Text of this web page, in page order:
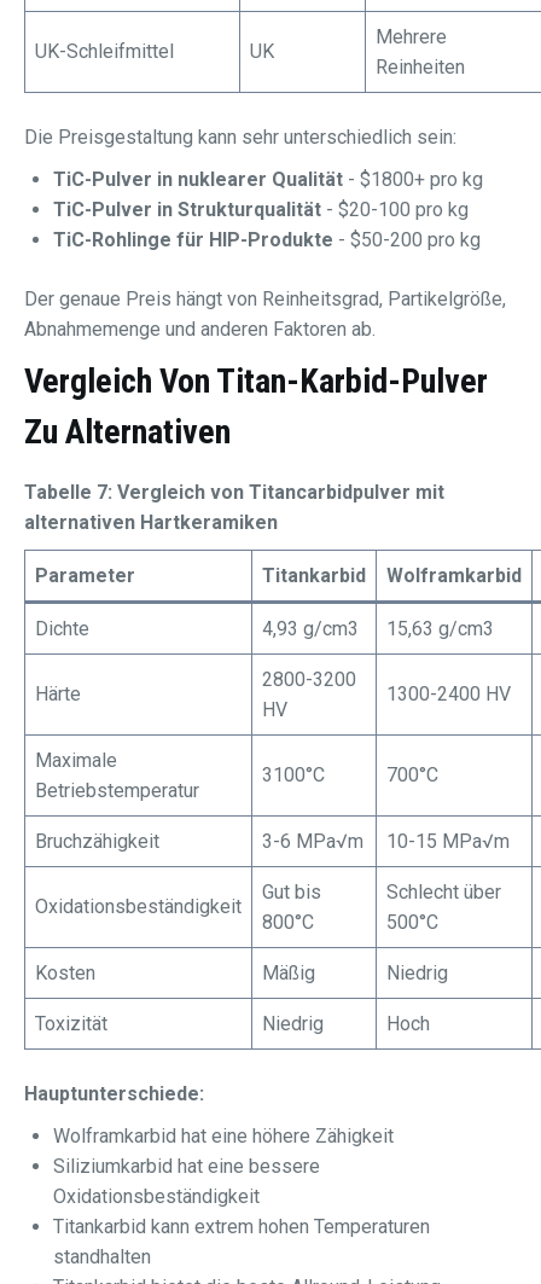
UK-Schleifmittel UK
Mehrere
Reinheiten
Die Preisgestaltung kann sehr unterschiedlich sein:
TiC-Pulver in nuklearer Qualität - $1800+ pro kg
TiC-Pulver in Strukturqualität - $20-100 pro kg
TiC-Rohlinge für HIP-Produkte - $50-200 pro kg
Der genaue Preis hängt von Reinheitsgrad, Partikelgröße,
Abnahmemenge und anderen Faktoren ab.
Vergleich Von Titan-Karbid-Pulver
Zu Alternativen
Tabelle 7: Vergleich von Titancarbidpulver mit
alternativen Hartkeramiken
Parameter Titankarbid Wolframkarbid
Dichte 4,93 g/cm3 15,63 g/cm3
Härte
2800-3200
HV
1300-2400 HV
Maximale
Betriebstemperatur
3100°C 700°C
Bruchzähigkeit 3-6 MPa√m 10-15 MPa√m
Oxidationsbeständigkeit
Gut bis
800°C
Schlecht über
500°C
Kosten Mäßig Niedrig
Toxizität Niedrig Hoch
Hauptunterschiede:
Wolframkarbid hat eine höhere Zähigkeit
Siliziumkarbid hat eine bessere
Oxidationsbeständigkeit
Titankarbid kann extrem hohen Temperaturen
standhalten